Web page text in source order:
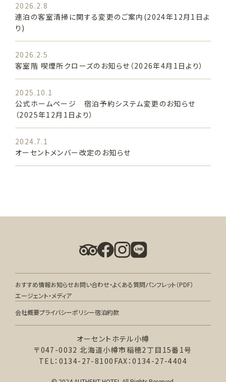
2026.2.8
連泊の客室清掃に関する変更のご案内(2024年12月1日よ
り)
2026.2.5
客室階 喫煙所クローズのお知らせ（2026年4月1日より）
2025.10.1
公式ホームページ 宿泊予約システム変更のお知らせ
（2025年12月1日より）
2024.7.1
オーセントメンバー改定のお知らせ
おすすめ情報お知らせお問い合わせ・よくある質問パンフレット（PDF）
エージェント・メディア
会社概要プライバシーポリシー宿泊約款
オーセントホテル小樽
〒047-0032 北海道小樽市稲穂2丁目15番1号
TEL：0134-27-8100 FAX：0134-27-4404